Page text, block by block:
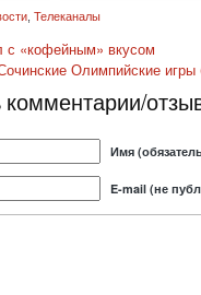
Телеканалы
с «кофейным» вкусом
Олимпийские
комментарии/
Имя
E-mail (не